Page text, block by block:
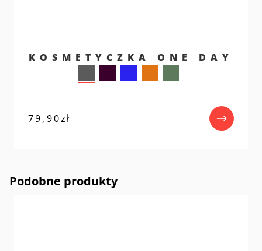
KOSMETYCZKA ONE DAY
79,90zł
Podobne produkty